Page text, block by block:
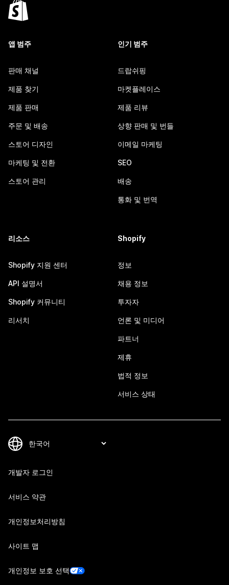
앱 범주
판매 채널
제품 찾기
제품 판매
주문 및 배송
스토어 디자인
마케팅 및 전환
스토어 관리
인기 범주
드랍쉬핑
마켓플레이스
제품 리뷰
상향 판매 및 번들
이메일 마케팅
SEO
배송
통화 및 번역
리소스
Shopify 지원 센터
API 설명서
Shopify 커뮤니티
리서치
Shopify
정보
채용 정보
투자자
언론 및 미디어
파트너
제휴
법적 정보
서비스 상태
개발자 로그인
서비스 약관
개인정보처리방침
사이트 맵
개인정보 보호 선택